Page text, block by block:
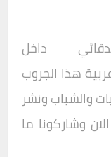
داخل
هذا الجروب
والشباب ونشر
وشاركونا ما